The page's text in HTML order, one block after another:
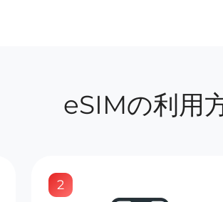
eSIMの利用
2